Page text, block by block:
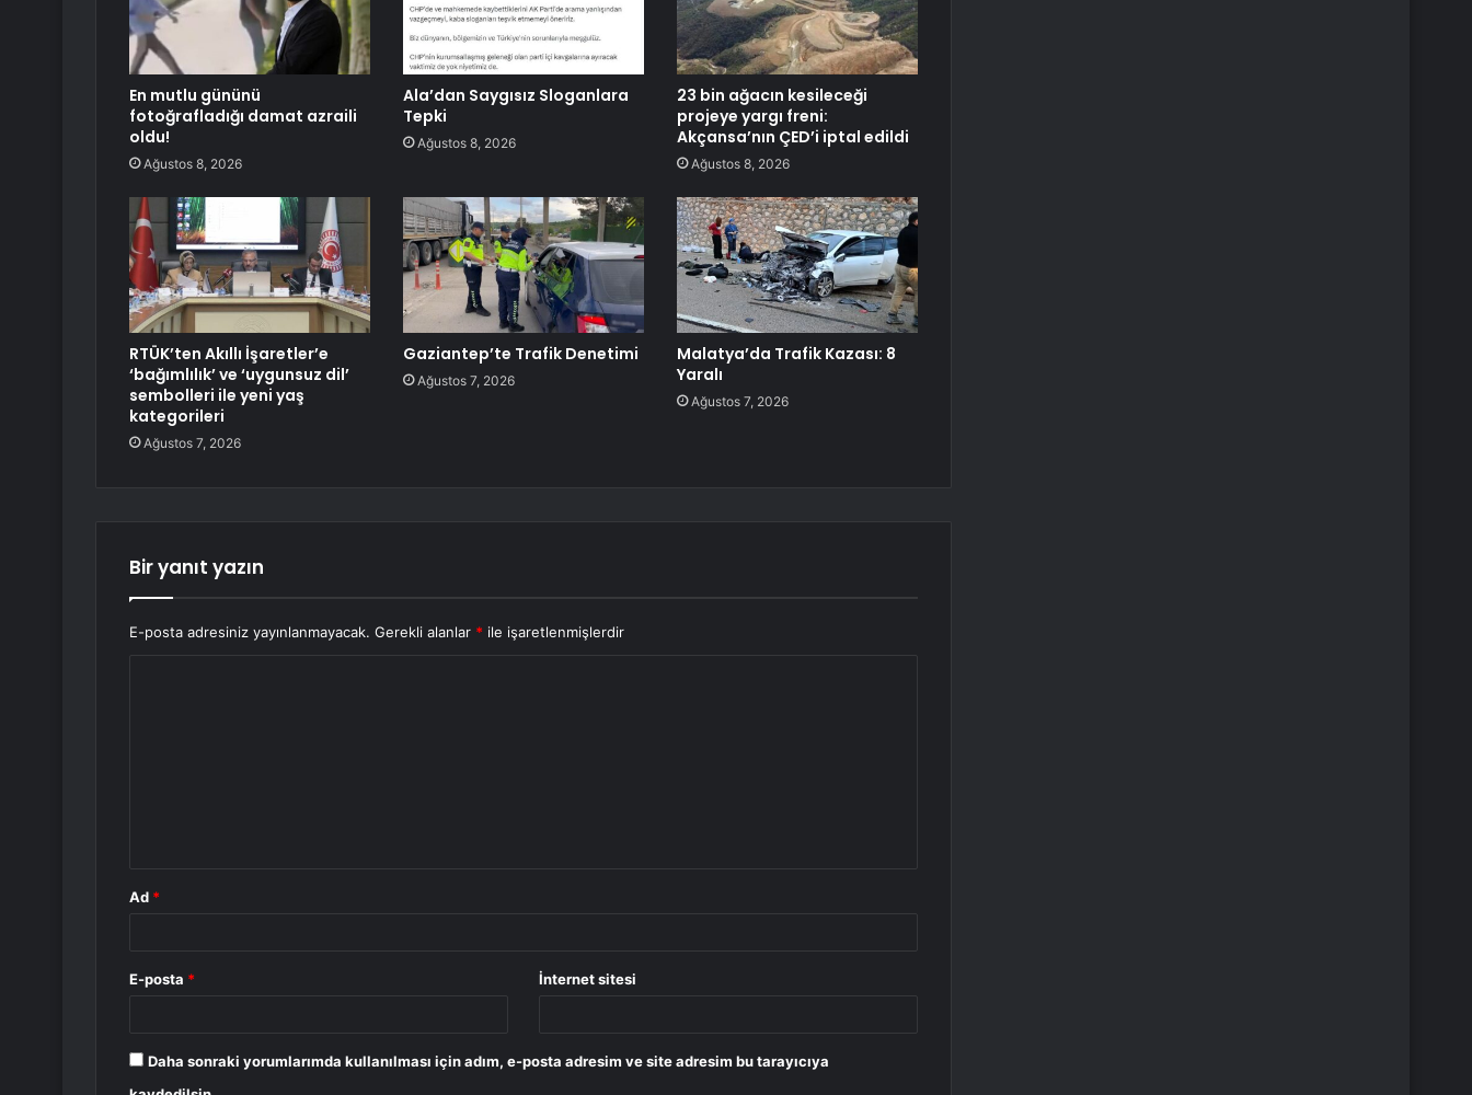
En mutlu gününü
fotoğrafladığı damat azraili
oldu!
Ağustos 8, 2026
Ala’dan Saygısız Sloganlara
Tepki
Ağustos 8, 2026
23 bin ağacın kesileceği
projeye yargı freni:
Akçansa’nın ÇED’i iptal edildi
Ağustos 8, 2026
RTÜK’ten Akıllı İşaretler’e
‘bağımlılık’ ve ‘uygunsuz dil’
sembolleri ile yeni yaş
kategorileri
Ağustos 7, 2026
Gaziantep’te Trafik Denetimi
Ağustos 7, 2026
Malatya’da Trafik Kazası: 8
Yaralı
Ağustos 7, 2026
Bir yanıt yazın
E-posta adresiniz yayınlanmayacak. Gerekli alanlar * ile işaretlenmişlerdir
Ad *
E-posta * İnternet sitesi
Daha sonraki yorumlarımda kullanılması için adım, e-posta adresim ve site adresim bu tarayıcıya